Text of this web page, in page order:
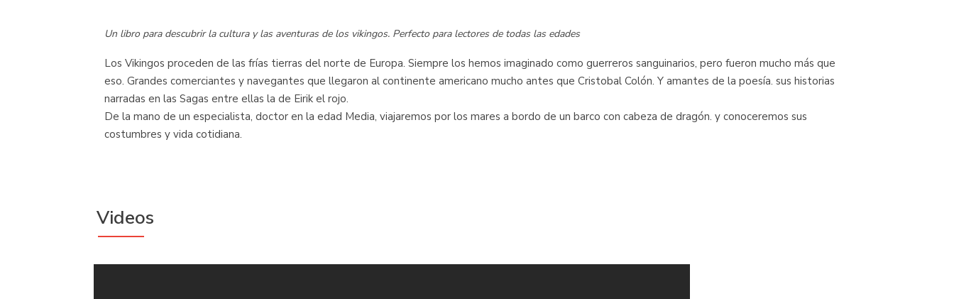
Un libro para descubrir la cultura y las aventuras de los vikingos. Perfecto para lectores de todas las edades
Los Vikingos proceden de las frías tierras del norte de Europa. Siempre los hemos imaginado como guerreros sanguinarios, pero fueron mucho más que
eso. Grandes comerciantes y navegantes que llegaron al continente americano mucho antes que Cristobal Colón. Y amantes de la poesía. sus historias
narradas en las Sagas entre ellas la de Eirik el rojo.
De la mano de un especialista, doctor en la edad Media, viajaremos por los mares a bordo de un barco con cabeza de dragón. y conoceremos sus
costumbres y vida cotidiana.
Videos